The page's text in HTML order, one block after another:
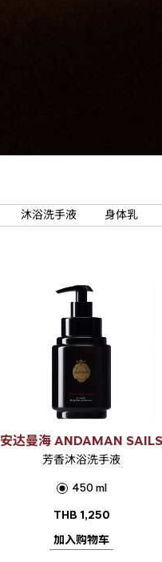
安达曼海 ANDAMAN SAILS
芳香沐浴洗手液
450 ml
THB 1,250
加入购物车